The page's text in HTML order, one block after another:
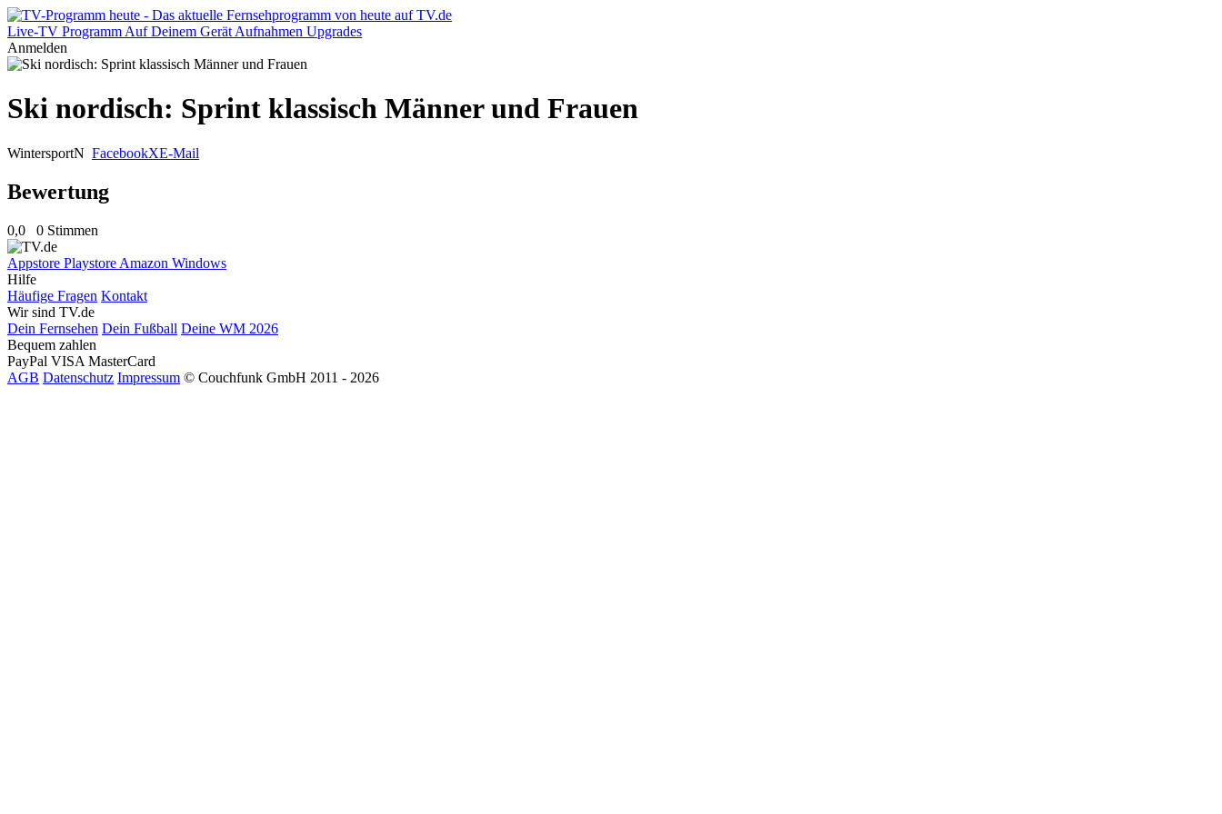
Live-TV Programm Auf Deinem Gerät Aufnahmen Upgrades
Anmelden
Ski nordisch: Sprint klassisch Männer und Frauen
WintersportN FacebookXE-Mail
Bewertung
0,0 0 Stimmen
Appstore Playstore Amazon Windows
Hilfe
Häufige Fragen Kontakt
Wir sind TV.de
Dein Fernsehen Dein Fußball Deine WM 2026
Bequem zahlen
PayPal VISA MasterCard
AGB Datenschutz Impressum © Couchfunk GmbH 2011 - 2026